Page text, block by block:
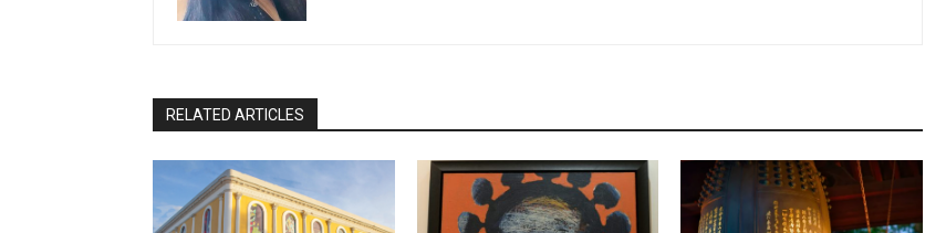
RELATED ARTICLES